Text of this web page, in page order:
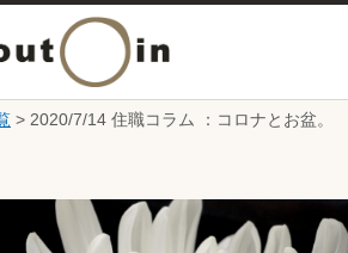
> 2020/7/14 住職コラム ：コロナとお盆。